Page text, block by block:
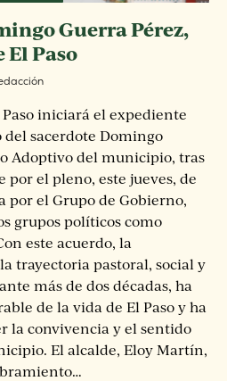
Guerra Pérez,
Paso
iniciará el expediente
sacerdote Domingo
Adoptivo del municipio, tras
el pleno, este jueves, de
por el Grupo de Gobierno,
grupos políticos como
este acuerdo, la
trayectoria pastoral, social y
más de dos décadas, ha
de la vida de El Paso y ha
la convivencia y el sentido
El alcalde, Eloy Martín,